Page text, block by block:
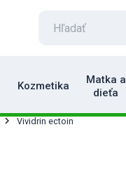
Kozmetika
Matka a
dieťa
Vividrin ectoin